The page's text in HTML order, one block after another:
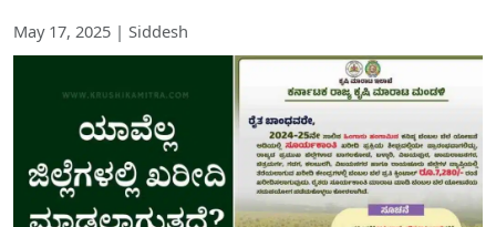
May 17, 2025 | Siddesh